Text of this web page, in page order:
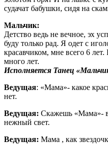
судачат бабушки, сидя на
Мальчик:
Детство ведь не вечное, эх
буду только рад. Я одет с
красавчиком, мне всего 6
много лет.
Исполняется Танец
Ведущая: «Мама»- какое
нет.
Ведущая: Скажешь «Мама»- в
нежный свет.
Ведущая: Мама , как